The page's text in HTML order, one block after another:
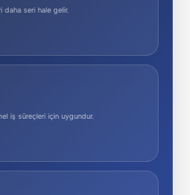
daha seri hale gelir.
iş süreçleri için uygundur.